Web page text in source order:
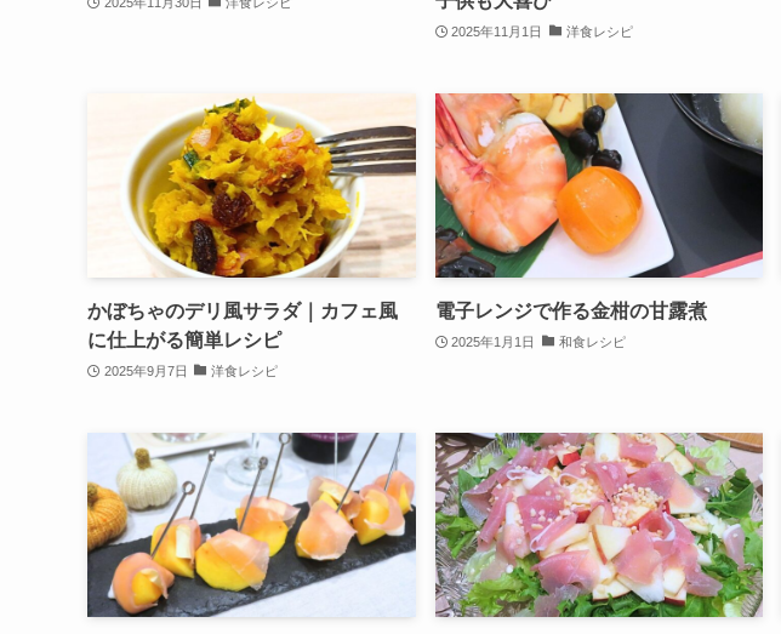
2025年11月1日 洋食レシピ
かぼちゃのデリ風サラダ｜カフェ風
に仕上がる簡単レシピ
2025年9月7日 洋食レシピ
電子レンジで作る金柑の甘露煮
2025年1月1日 和食レシピ